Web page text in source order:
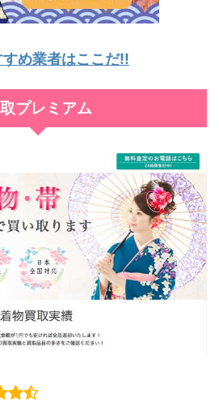
め業者はここだ!!
プレミアム